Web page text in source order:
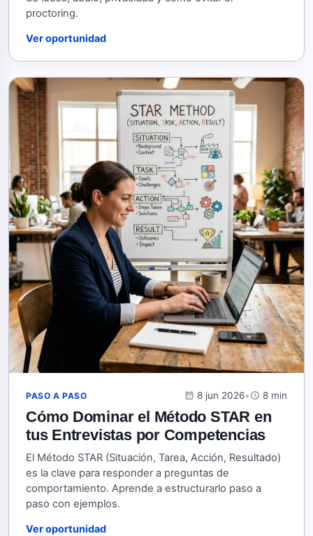
proctoring.
Ver oportunidad
PASO A PASO calendar_month 8 jun 2026•schedule 8 min
Cómo Dominar el Método STAR en
tus Entrevistas por Competencias
El Método STAR (Situación, Tarea, Acción, Resultado)
es la clave para responder a preguntas de
comportamiento. Aprende a estructurarlo paso a
paso con ejemplos.
Ver oportunidad